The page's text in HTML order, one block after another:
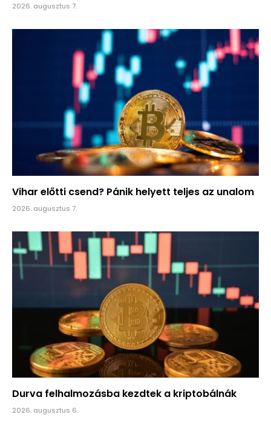
2026. augusztus 7.
Vihar előtti csend? Pánik helyett teljes az unalom
2026. augusztus 7.
Durva felhalmozásba kezdtek a kriptobálnák
2026. augusztus 6.